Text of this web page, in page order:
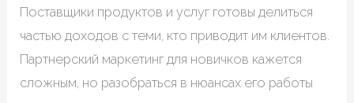
Поставщики продуктов и услуг готовы делиться
частью доходов с теми, кто приводит им клиентов.
Партнерский маркетинг для новичков кажется
сложным, но разобраться в нюансах его работы